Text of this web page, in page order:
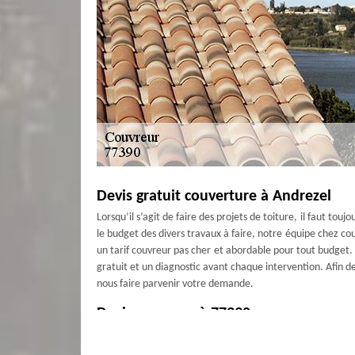
Devis gratuit couverture à Andrezel
Lorsqu’il s’agit de faire des projets de toiture, il faut
le budget des divers travaux à faire, notre équipe chez
un tarif couvreur pas cher et abordable pour tout budget.
gratuit et un diagnostic avant chaque intervention. Afin
nous faire parvenir votre demande.
Devis couvreur à 77390